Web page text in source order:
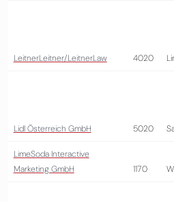
LeitnerLeitner/LeitnerLaw 4020
Lidl Österreich GmbH 5020
LimeSoda Interactive
Marketing GmbH
1170